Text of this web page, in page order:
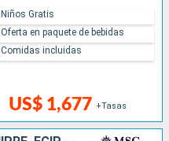
US$ 1,677 +Tasas
Niños Gratis
Oferta en paquete de bebidas
Comidas incluidas